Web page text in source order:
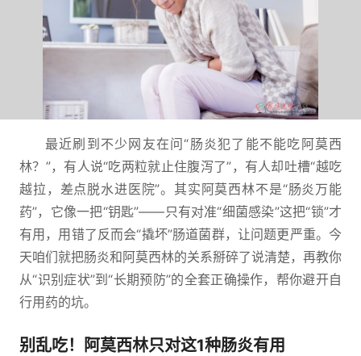
最近刷到不少网友在问“肠炎犯了能不能吃阿莫西
林？”，有人说“吃两粒就止住腹泻了”，有人却吐槽“越吃
越拉，差点脱水进医院”。其实阿莫西林不是“肠炎万能
药”，它像一把“钥匙”——只有对准“细菌感染”这把“锁”才
有用，用错了反而会“撬坏”肠道菌群，让问题更严重。今
天咱们就把肠炎和阿莫西林的关系掰碎了说清楚，再教你
从“识别症状”到“长期预防”的全套正确操作，帮你避开自
行用药的坑。
别乱吃！阿莫西林只对这1种肠炎有用